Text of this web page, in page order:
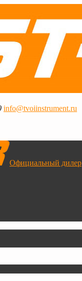
info@tvoiinstrument.ru
Официальный дилер